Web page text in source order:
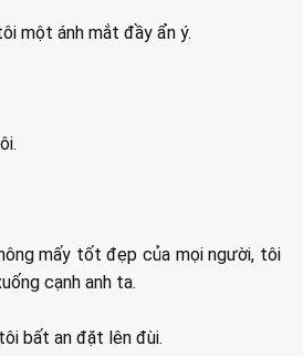
một ánh mắt đầy ẩn ý.
mấy tốt đẹp của mọi người, tôi
cạnh anh ta.
bất an đặt lên đùi.